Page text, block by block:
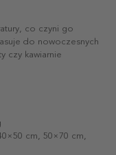
co czyni go
do nowoczesnych
czy kawiarnie
cm, 50×70 cm,